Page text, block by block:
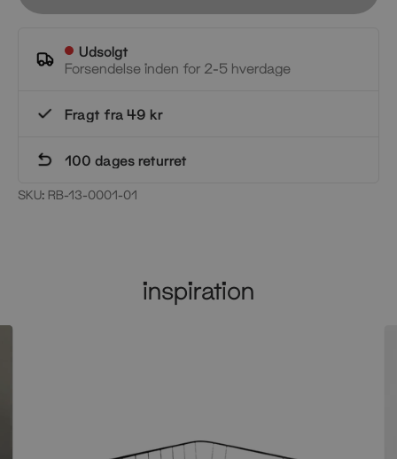
Udsolgt
Forsendelse inden for 2-5 hverdage
Fragt fra 49 kr
100 dages returret
SKU: RB-13-0001-01
inspiration